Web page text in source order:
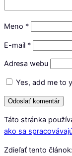
Meno *
E-mail *
Adresa webu
Yes, add me to
Táto stránka
ako sa
Zdieľať tento článok: